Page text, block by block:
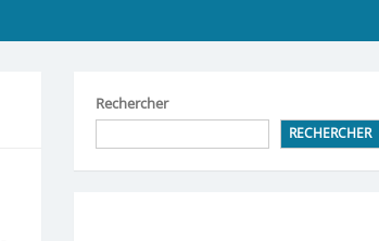
Rechercher
RECHERCHER